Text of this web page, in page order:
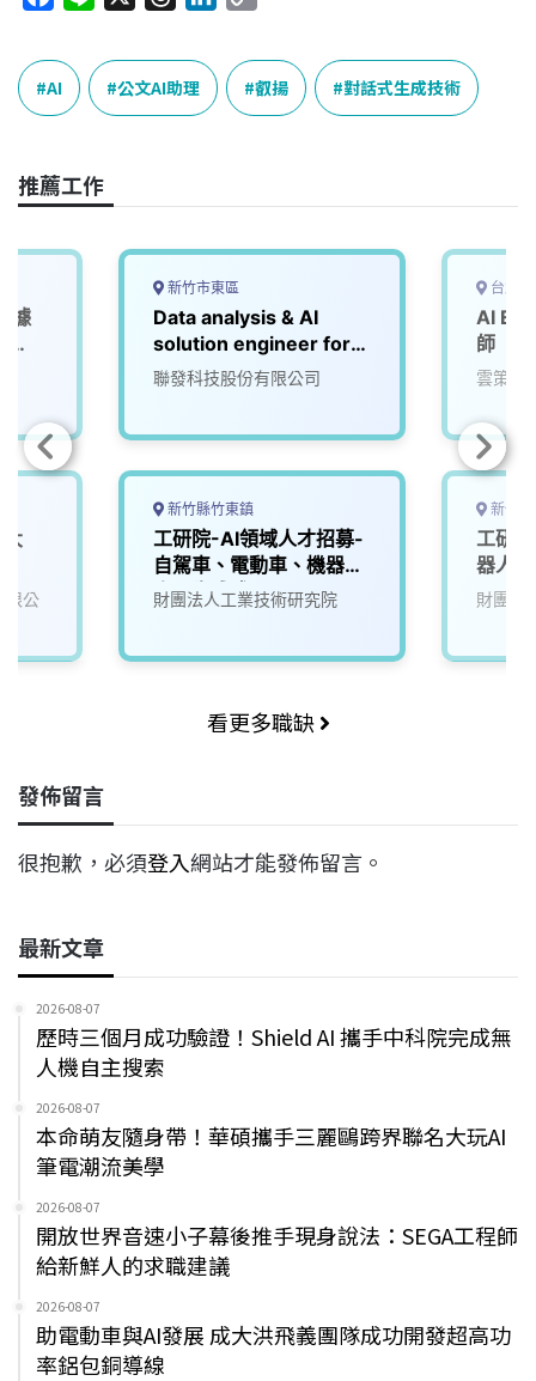
c
e
b
o
k
n
r
e
a
k
n
p
y
L
k
AI 公文AI助理 叡揚 對話式生成技術
推薦工作
據
限公
新竹市東區
Data analysis & AI
solution engineer for
advance process
聯發科技股份有限公司
新竹縣竹東鎮
工研院-AI領域人才招募-
自駕車、電動車、機器
人、生成式AI
財團法人工業技術研究院
台北
AI
師
雲策數
新竹
工研
器人
財團法
看更多職缺
發佈留言
很抱歉，必須登入網站才能發佈留言。
最新文章
2026-08-07
歷時三個月成功驗證！Shield AI 攜手中科院完成無
人機自主搜索
2026-08-07
本命萌友隨身帶！華碩攜手三麗鷗跨界聯名大玩AI
筆電潮流美學
2026-08-07
開放世界音速小子幕後推手現身說法：SEGA工程師
給新鮮人的求職建議
2026-08-07
助電動車與AI發展 成大洪飛義團隊成功開發超高功
率鋁包銅導線